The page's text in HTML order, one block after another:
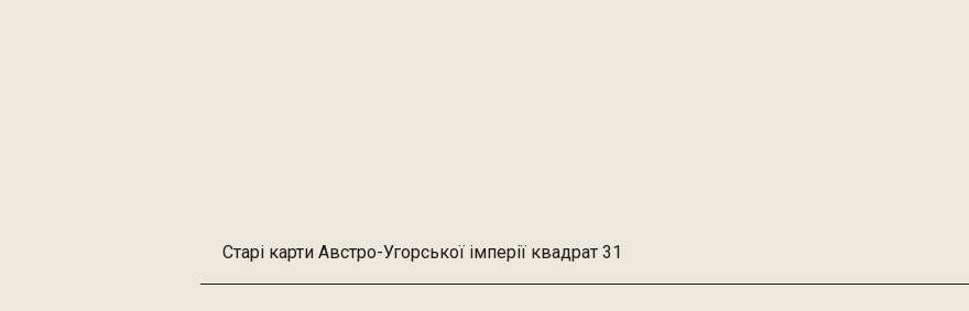
Старі карти Австро-Угорської імперії квадрат 31